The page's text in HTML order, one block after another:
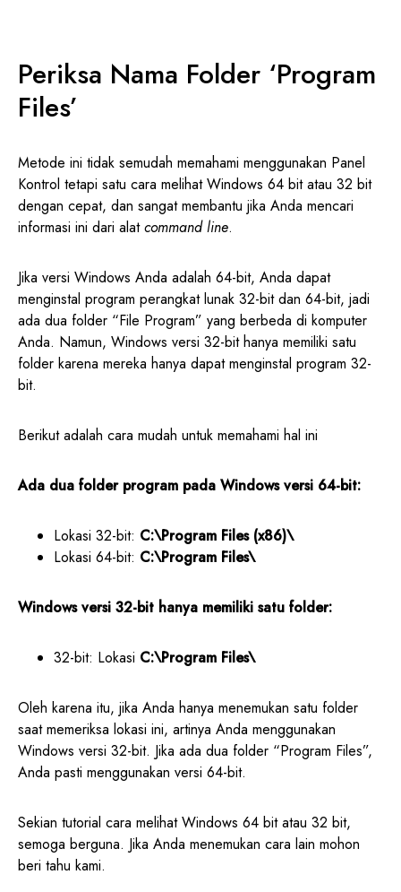
Periksa Nama Folder ‘Program
Files’
Metode ini tidak semudah memahami menggunakan Panel
Kontrol tetapi satu cara melihat Windows 64 bit atau 32 bit
dengan cepat, dan sangat membantu jika Anda mencari
informasi ini dari alatcommand line.
Jika versi Windows Anda adalah 64-bit, Anda dapat
menginstal program perangkat lunak 32-bit dan 64-bit, jadi
ada dua folder “File Program” yang berbeda di komputer
Anda. Namun, Windows versi 32-bit hanya memiliki satu
folder karena mereka hanya dapat menginstal program 32-
bit.
Berikut adalah cara mudah untuk memahami hal ini
Ada dua folder program pada Windows versi 64-bit:
Lokasi 32-bit: C:\Program Files (x86)\
Lokasi 64-bit: C:\Program Files\
Windows versi 32-bit hanya memiliki satu folder:
32-bit: Lokasi C:\Program Files\
Oleh karena itu, jika Anda hanya menemukan satu folder
saat memeriksa lokasi ini, artinya Anda menggunakan
Windows versi 32-bit. Jika ada dua folder “Program Files”,
Anda pasti menggunakan versi 64-bit.
Sekian tutorial cara melihat Windows 64 bit atau 32 bit,
semoga berguna. Jika Anda menemukan cara lain mohon
beri tahu kami.